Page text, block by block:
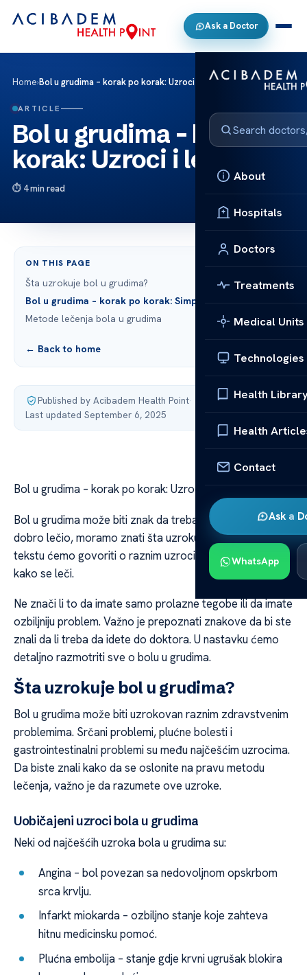
Ask a Doctor
About
Hospitals
Doctors
Treatments
Medical Units
Technologies
Health
Health
Contact
Ask a
WhatsApp
Home›Bol u grudima – korak po korak: Uzroci i lečenje
ARTICLE
Bol u grudima – korak po
korak: Uzroci i lečenje
4 min read
ON THIS PAGE
Šta uzrokuje bol u grudima?
Bol u grudima – korak po korak: Simptomi i dijagnoza
Metode lečenja bola u grudima
← Back to home
Published by Acibadem Health Point·
Last updated September 6, 2025
Bol u grudima – korak po korak: Uzroci i lečenje
Bol u grudima može biti znak da treba pažnju. Da bi se
dobro lečio, moramo znati šta uzrokuje bol. U ovom
tekstu ćemo govoriti o raznim uzrocima bola u grudima i
kako se leči.
Ne znači li to da imate samo prolazne tegobe ili da imate
ozbiljniju problem. Važno je prepoznati znakove da bi ste
znali da li treba da idete do doktora. U nastavku ćemo
detaljno razmotriti sve o bolu u grudima.
Šta uzrokuje bol u grudima?
Bol u grudima može biti uzrokovan raznim zdravstvenim
problemima. Srčani problemi, plućne bolesti i
gastrointestinalni problemi su među najčešćim uzrocima.
Da biste znali kako da se oslonite na pravu metodu
lečenja, važno je da razumete ove uzroke.
Uobičajeni uzroci bola u grudima
Neki od najčešćih uzroka bola u grudima su:
Angina – bol povezan sa nedovoljnom opskrbom
srca krvlju.
Infarkt miokarda – ozbiljno stanje koje zahteva
hitnu medicinsku pomoć.
Plućna embolija – stanje gdje krvni ugrušak blokira